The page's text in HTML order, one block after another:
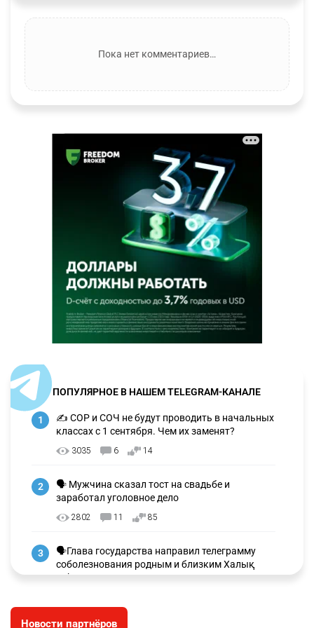
Пока нет комментариев…
ПОПУЛЯРНОЕ В НАШЕМ TELEGRAM-КАНАЛЕ
1
✍️ СОР и СОЧ не будут проводить в начальных
классах с 1 сентября. Чем их заменят?
3035 6 14
2
🗣 Мужчина сказал тост на свадьбе и
заработал уголовное дело
2802 11 85
3
🗣Глава государства направил телеграмму
соболезнования родным и близким Халық
қаһарманы Ивана Гапича
Новости партнёров